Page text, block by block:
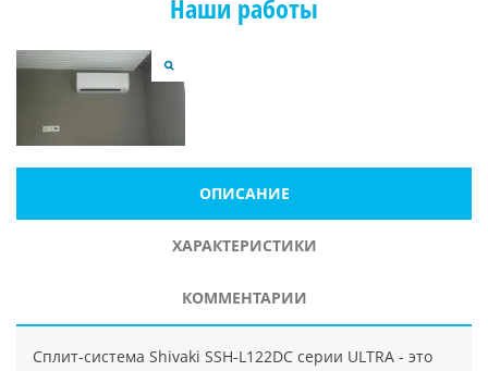
Наши работы
ОПИСАНИЕ
ХАРАКТЕРИСТИКИ
КОММЕНТАРИИ
Сплит-система Shivaki SSH-L122DC серии ULTRA - это